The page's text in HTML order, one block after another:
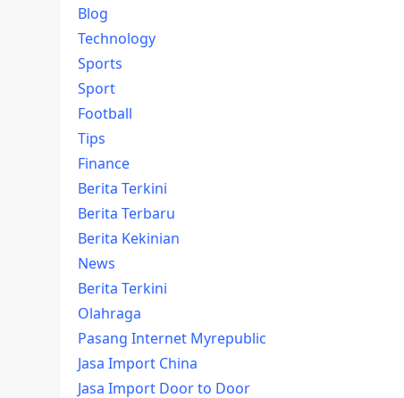
Blog
Technology
Sports
Sport
Football
Tips
Finance
Berita Terkini
Berita Terbaru
Berita Kekinian
News
Berita Terkini
Olahraga
Pasang Internet Myrepublic
Jasa Import China
Jasa Import Door to Door